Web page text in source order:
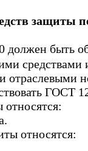
защиты
быть
средствами
отраслевыми
ГОСТ
относятся: